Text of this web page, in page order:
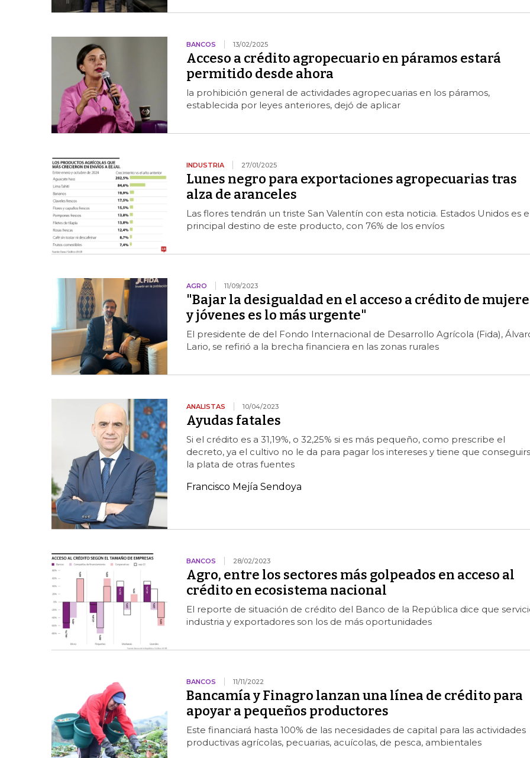
BANCOS 13/02/2025
Acceso a crédito agropecuario en páramos estará
permitido desde ahora
la prohibición general de actividades agropecuarias en los páramos,
establecida por leyes anteriores, dejó de aplicar
INDUSTRIA 27/01/2025
Lunes negro para exportaciones agropecuarias tras
alza de aranceles
Las flores tendrán un triste San Valentín con esta noticia. Estados Unidos es
principal destino de este producto, con 76% de los envíos
AGRO 11/09/2023
"Bajar la desigualdad en el acceso a crédito de
y jóvenes es lo más urgente"
El presidente de del Fondo Internacional de Desarrollo Agrícola (Fida),
Lario, se refirió a la brecha financiera en las zonas rurales
ANALISTAS 10/04/2023
Ayudas fatales
Si el crédito es a 31,19%, o 32,25% si es más pequeño, como prescribe el
decreto, ya el cultivo no le da para pagar los intereses y tiene que
la plata de otras fuentes
Francisco Mejía Sendoya
BANCOS 28/02/2023
Agro, entre los sectores más golpeados en acceso al
crédito en ecosistema nacional
El reporte de situación de crédito del Banco de la República dice que
industria y exportadores son los de más oportunidades
BANCOS 11/11/2022
Bancamía y Finagro lanzan una línea de crédito para
apoyar a pequeños productores
Este financiará hasta 100% de las necesidades de capital para las actividades
productivas agrícolas, pecuarias, acuícolas, de pesca, ambientales